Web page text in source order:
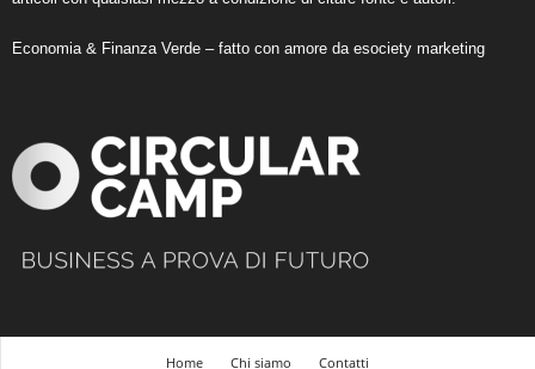
Economia & Finanza Verde – fatto con amore da esociety marketing
Home Chi siamo Contatti